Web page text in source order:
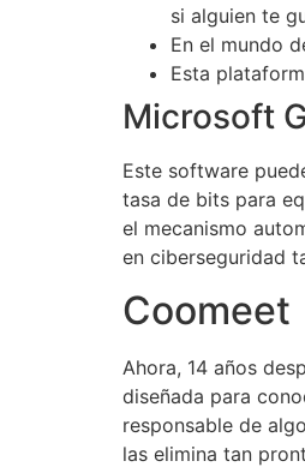
si alguien te
En el mundo
Esta
Microsoft
Este software
tasa de bits para
el mecanismo
en ciberseguridad
Coomeet
Ahora, 14 años
diseñada para
responsable de
las elimina tan